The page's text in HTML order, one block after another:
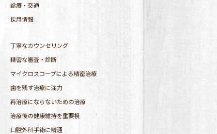
診療・交通
採用情報
丁寧なカウンセリング
精密な審査・診断
マイクロスコープによる精密治療
歯を残す治療に注力
再治療にならないための治療
治療後の健康維持を重要視
口腔外科手術に精通